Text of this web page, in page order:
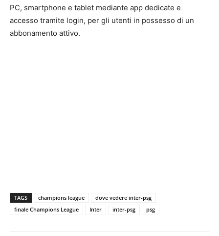
PC, smartphone e tablet mediante app dedicate e
accesso tramite login, per gli utenti in possesso di un
abbonamento attivo.
TAGS champions league
dove vedere inter-psg
finale Champions League
Inter inter-psg psg